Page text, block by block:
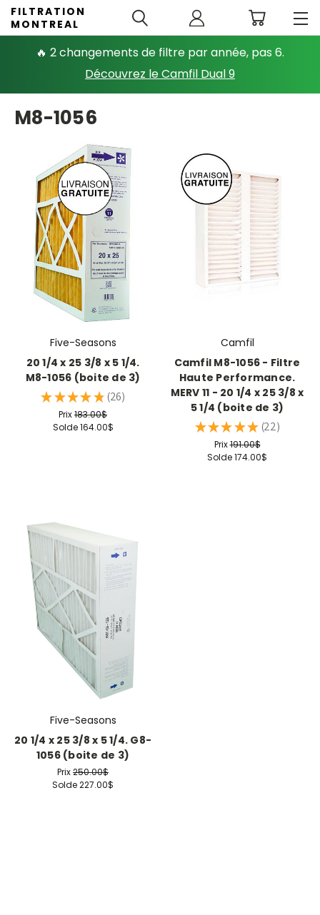
🔥 2 changements de filtre par année, pas 6.
Découvrez le Camfil Dual 9
FILTRATION
MONTREAL
M8-1056
Five-Seasons
20 1/4 x 25 3/8 x 5 1/4.
M8-1056 (boite de 3)
★ ★ ★ ★ ★ 26
26
Prix183.00$
Solde164.00$
Camfil
Camfil M8-1056 - Filtre
Haute Performance.
MERV 11 - 20 1/4 x 25 3/8 x
5 1/4 (boite de 3)
★ ★ ★ ★ ★ 22
22
Prix191.00$
Solde174.00$
Five-Seasons
20 1/4 x 25 3/8 x 5 1/4. G8-
1056 (boite de 3)
Prix250.00$
Solde227.00$